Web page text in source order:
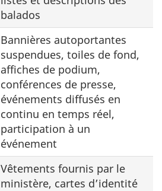
balados
Bannières autoportantes
suspendues, toiles de fond,
affiches de podium,
conférences de presse,
événements diffusés en
continu en temps réel,
participation à un
événement
Vêtements fournis par le
ministère, cartes d’identité